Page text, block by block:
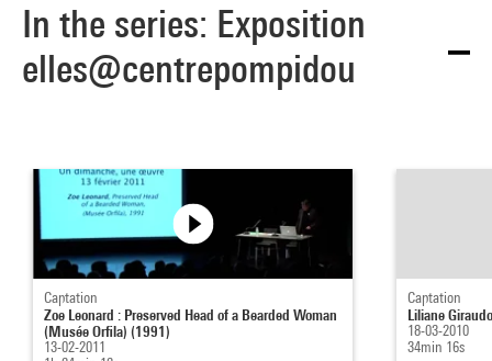
In the series: Exposition
elles@centrepompidou
Captation
Zoe Leonard : Preserved Head of a Bearded Woman
(Musée Orfila) (1991)
13-02-2011
Captation
Liliane
18-03-2010
34min 16s